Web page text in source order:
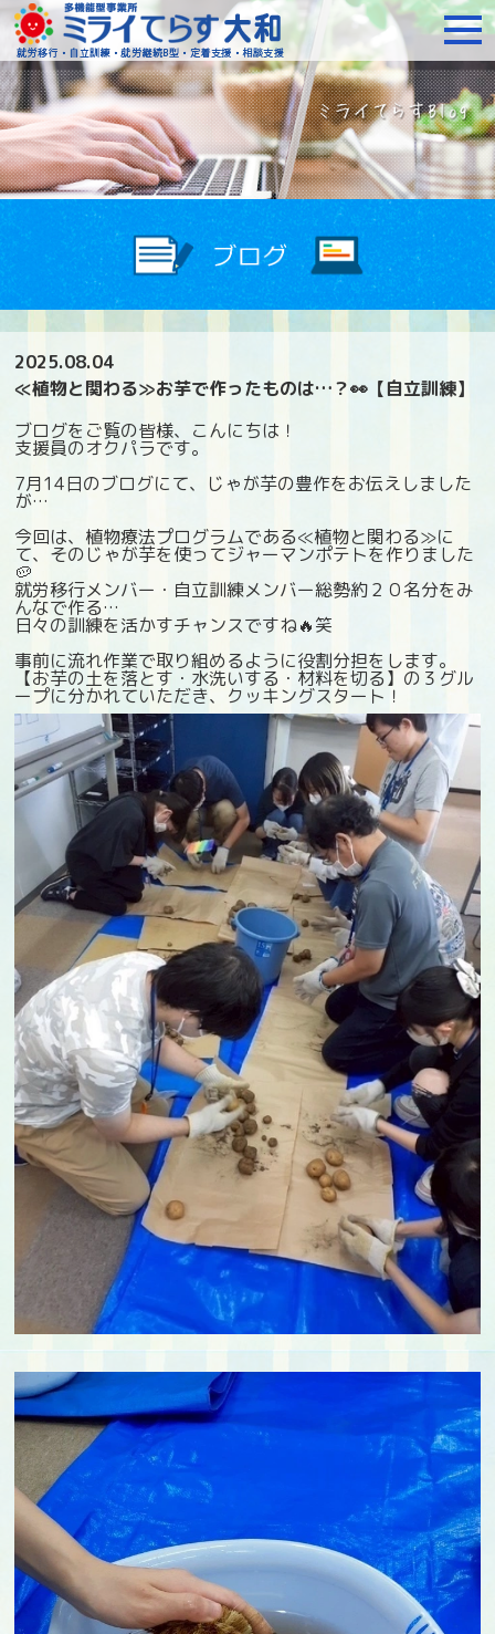
障がいをお持ちの方へ
2025.08.04
≪植物と関わる≫お芋で作ったものは…？👀【自立訓練】
ブログをご覧の皆様、こんにちは！
支援員のオクパラです。
7月14日のブログにて、じゃが芋の豊作をお伝えしました
が…
今回は、植物療法プログラムである≪植物と関わる≫に
て、そのじゃが芋を使ってジャーマンポテトを作りました
🥔
就労移行メンバー・自立訓練メンバー総勢約２０名分をみ
んなで作る…
日々の訓練を活かすチャンスですね🔥笑
事前に流れ作業で取り組めるように役割分担をします。
【お芋の土を落とす・水洗いする・材料を切る】の３グル
ープに分かれていただき、クッキングスタート！